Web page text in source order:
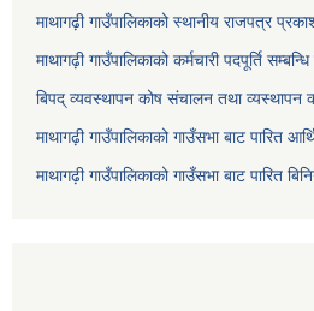
माथागढ़ी गाउँपालिकाको स्थानीय राजपत्र
माथागढ़ी गाउँपालिकाको कर्मचारी पदपूर्ति
बिपद् व्यवस्थापन कोष संचालन तथा व्यस्थापन
माथागढ़ी गाउँपालिकाको गाउँसभा बाट पारित
माथागढ़ी गाउँपालिकाको गाउँसभा बाट पारित